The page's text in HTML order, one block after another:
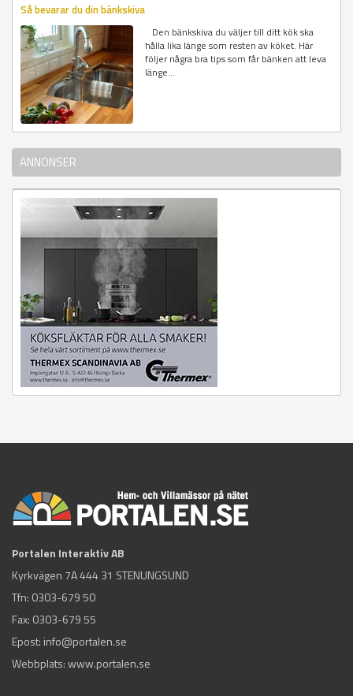
Så bevarar du din bänkskiva
Den bänkskiva du väljer till ditt kök ska
hålla lika länge som resten av köket. Här
följer några bra tips som får bänken att leva
länge...
ANNONSER
Portalen Interaktiv AB
Kyrkvägen 7A 444 31 STENUNGSUND
Tfn: 0303-679 50
Fax: 0303-679 55
Epost: info@portalen.se
Webbplats: www.portalen.se